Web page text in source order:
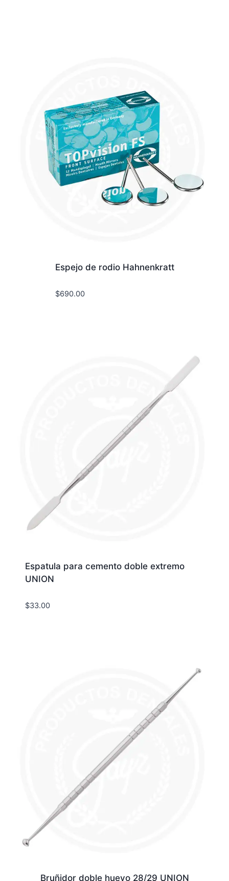
Espejo de rodio Hahnenkratt
$690.00
Espatula para cemento doble extremo
UNION
$33.00
Bruñidor doble huevo 28/29 UNION